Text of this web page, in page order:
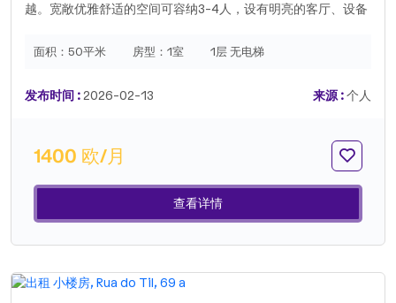
越。宽敞优雅舒适的空间可容纳3-4人，设有明亮的客厅、设备
市中心仅10分钟步行路程，交通便利，可轻松前往商店、餐厅
面积： 50平米 房型： 1室 1层 无电梯
发布时间 :2026-02-13 来源 :个人
1400 欧/月
查看详情